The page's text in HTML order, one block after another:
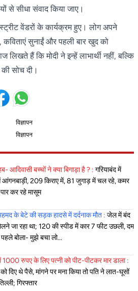
से सीधा संवाद किया जाए।
वेंडरों के कार्यक्रम हुए। लोग अपने
सुनाईं और पहली बार खुद को
लिखते हैं कि मोदी ने इन्हें लाभार्थी नहीं, बल्कि
सोच दी।
विज्ञापन
विज्ञापन
आदिवासी बच्चों ने क्या बिगाड़ा है ? : गरियाबंद में
आंगनबाड़ी, 209 किराए में, 81 जुगाड़ में चल रहे, कमर
कर रहे मासूम
के बेटे की सड़क हादसे में दर्दनाक मौत : जेल में बंद
जा रहा था; 120 की स्पीड में कार 7 फीट उछली, दम
बोला- मुझे बचा लो...
1000 रुपए के लिए पत्नी को पीट-पीटकर मार डाला :
दिए थे पैसे, मांगने पर मना किया तो पति ने लात-घूसों
गिरफ्तार